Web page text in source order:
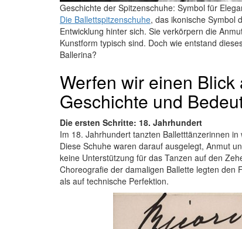
Geschichte der Spitzenschuhe: Symbol für
Die Ballettspitzenschuhe, das ikonische Symbol
Entwicklung hinter sich. Sie verkörpern die
Kunstform typisch sind. Doch wie entstand
Ballerina?
Werfen wir einen Blick
Geschichte und
Die ersten Schritte: 18. Jahrhundert
Im 18. Jahrhundert tanzten Balletttänzerinnen
Diese Schuhe waren darauf ausgelegt, Anmut
keine Unterstützung für das Tanzen auf den
Choreografie der damaligen Ballette legten den
als auf technische Perfektion.